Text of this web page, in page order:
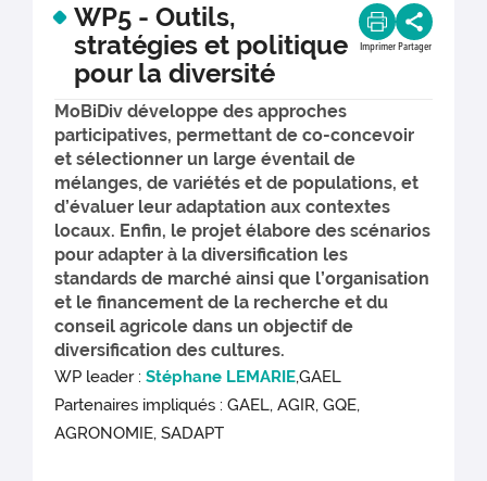
WP5 - Outils,
stratégies et politique
pour la diversité
Imprimer Partager
MoBiDiv développe des approches
participatives, permettant de co-concevoir
et sélectionner un large éventail de
mélanges, de variétés et de populations, et
d’évaluer leur adaptation aux contextes
locaux. Enfin, le projet élabore des scénarios
pour adapter à la diversification les
standards de marché ainsi que l’organisation
et le financement de la recherche et du
conseil agricole dans un objectif de
diversification des cultures.
WP leader :Stéphane LEMARIE,GAEL
Partenaires impliqués : GAEL, AGIR, GQE,
AGRONOMIE, SADAPT